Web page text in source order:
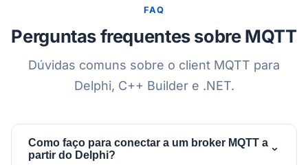
FAQ
Perguntas frequentes sobre MQTT
Dúvidas comuns sobre o client MQTT para
Delphi, C++ Builder e .NET.
Como faço para conectar a um broker MQTT a
partir do Delphi?